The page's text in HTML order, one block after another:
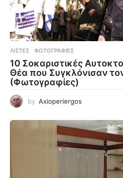
ΛΊΣΤΕΣ ,ΦΩΤΟΓΡΑΦΊΕΣ
10 Σοκαριστικές
Θέα που Συγκλόνισαν
(Φωτογραφίες)
by Axioperiergos